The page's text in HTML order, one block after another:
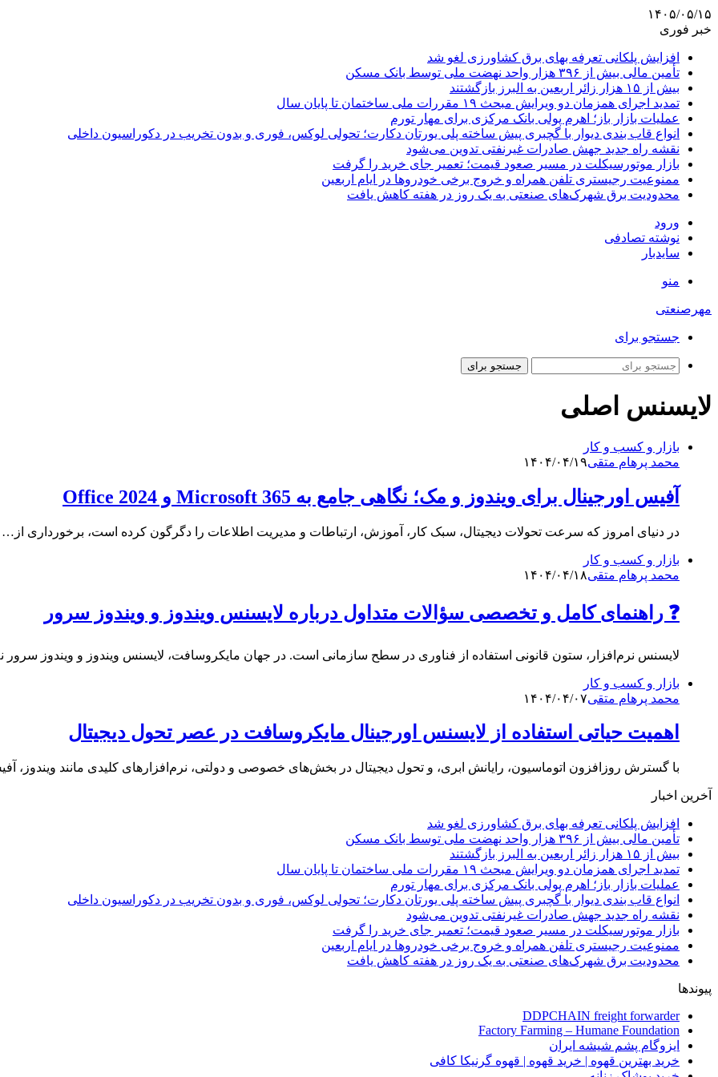
۱۴۰۵/۰۵/۱۵
خبر فوری
افزایش پلکانی تعرفه بهای برق کشاورزی لغو شد
تأمین مالی بیش از ۳۹۶ هزار واحد نهضت ملی توسط بانک مسکن
بیش از ۱۵ هزار زائر اربعین به البرز بازگشتند
تمدید اجرای همزمان دو ویرایش مبحث ۱۹ مقررات ملی ساختمان تا پایان سال
عملیات بازار باز؛ اهرم پولی بانک مرکزی برای مهار تورم
انواع قاب بندی دیوار با گچبری پیش ساخته پلی یورتان دکارت؛ تحولی لوکس، فوری و بدون تخریب در دکوراسیون داخلی
نقشه راه جدید جهش صادرات غیرنفتی تدوین می‌شود
بازار موتورسیکلت در مسیر صعود قیمت؛ تعمیر جای خرید را گرفت
ممنوعیت رجیستری تلفن همراه و خروج برخی خودروها در ایام اربعین
محدودیت برق شهرک‌های صنعتی به یک روز در هفته کاهش یافت
ورود
نوشته تصادفی
سایدبار
منو
مهرصنعتی
جستجو برای
جستجو برای
لایسنس اصلی
بازار و کسب و کار
محمد پرهام متقی۱۴۰۴/۰۴/۱۹
آفیس اورجینال برای ویندوز و مک؛ نگاهی جامع به Microsoft 365 و Office 2024
در دنیای امروز که سرعت تحولات دیجیتال، سبک کار، آموزش، ارتباطات و مدیریت اطلاعات را دگرگون کرده است، برخورداری از…
بازار و کسب و کار
محمد پرهام متقی۱۴۰۴/۰۴/۱۸
❓ راهنمای کامل و تخصصی سؤالات متداول درباره لایسنس ویندوز و ویندوز سرور
لایسنس نرم‌افزار، ستون قانونی استفاده از فناوری در سطح سازمانی است. در جهان مایکروسافت، لایسنس ویندوز و ویندوز سرور
بازار و کسب و کار
محمد پرهام متقی۱۴۰۴/۰۴/۰۷
اهمیت حیاتی استفاده از لایسنس اورجینال مایکروسافت در عصر تحول دیجیتال
با گسترش روزافزون اتوماسیون، رایانش ابری، و تحول دیجیتال در بخش‌های خصوصی و دولتی، نرم‌افزارهای کلیدی مانند ویندوز،
آخرین اخبار
افزایش پلکانی تعرفه بهای برق کشاورزی لغو شد
تأمین مالی بیش از ۳۹۶ هزار واحد نهضت ملی توسط بانک مسکن
بیش از ۱۵ هزار زائر اربعین به البرز بازگشتند
تمدید اجرای همزمان دو ویرایش مبحث ۱۹ مقررات ملی ساختمان تا پایان سال
عملیات بازار باز؛ اهرم پولی بانک مرکزی برای مهار تورم
انواع قاب بندی دیوار با گچبری پیش ساخته پلی یورتان دکارت؛ تحولی لوکس، فوری و بدون تخریب در دکوراسیون داخلی
نقشه راه جدید جهش صادرات غیرنفتی تدوین می‌شود
بازار موتورسیکلت در مسیر صعود قیمت؛ تعمیر جای خرید را گرفت
ممنوعیت رجیستری تلفن همراه و خروج برخی خودروها در ایام اربعین
محدودیت برق شهرک‌های صنعتی به یک روز در هفته کاهش یافت
پیوندها
DDPCHAIN freight forwarder
Factory Farming – Humane Foundation
ایزوگام پشم شیشه ایران
خرید بهترین قهوه | خرید قهوه | قهوه گرنیکا کافی